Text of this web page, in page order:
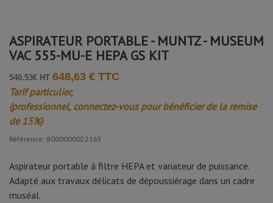
ASPIRATEUR PORTABLE - MUNTZ - MUSEUM
VAC 555-MU-E HEPA GS KIT
540.53€ HT 648,63 € TTC
Tarif particulier,
(professionnel, connectez-vous pour bénéficier de la remise
de 15%)
Référence: 8000000022165
Aspirateur portable à filtre HEPA et variateur de puissance.
Adapté aux travaux délicats de dépoussiérage dans un cadre
muséal.